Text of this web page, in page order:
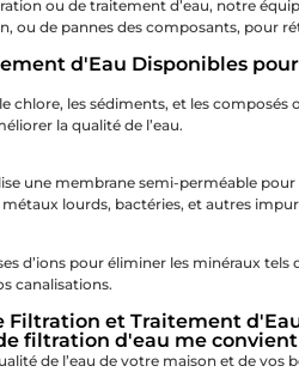
ou de traitement d’eau, notre
ou de pannes des composants, pour
d'Eau Disponibles
les sédiments, et les
la qualité de l’eau.
une membrane semi-perméable
lourds, bactéries, et autres
d’ions pour éliminer les minéraux
canalisations.
Filtration et Traitement
filtration d'eau me convient
de l’eau de votre maison et de